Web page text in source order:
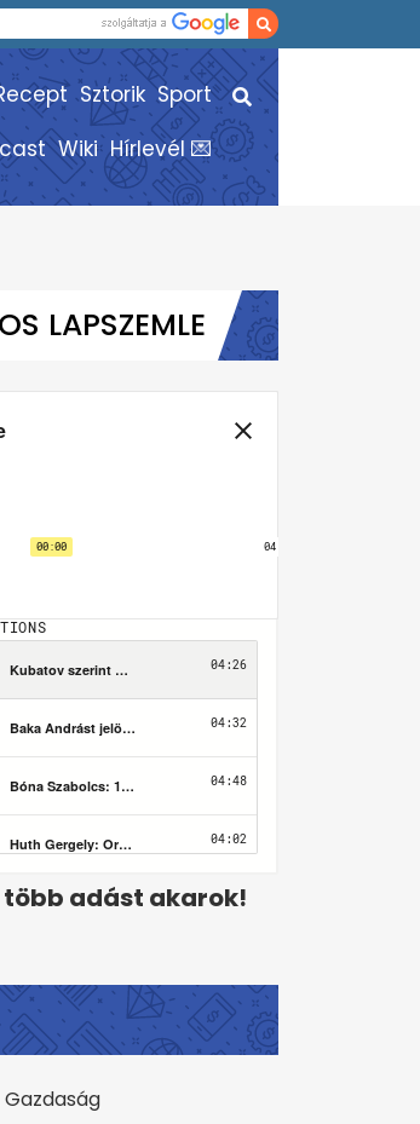
Sztorik Sport
Wiki Hírlevél 💌
LAPSZEMLE
több adást akarok!